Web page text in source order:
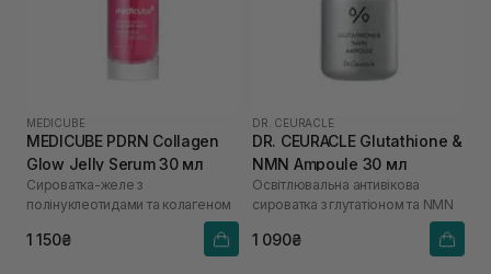
MEDICUBE
MEDICUBE PDRN Collagen
Glow Jelly Serum 30 мл
Сироватка-желе з
полінуклеотидами та колагеном
1 150₴
DR. CEURACLE
DR. CEURACLE Glutathione &
NMN Ampoule 30 мл
Освітлювальна антивікова
сироватка з глутатіоном та NMN
1 090₴